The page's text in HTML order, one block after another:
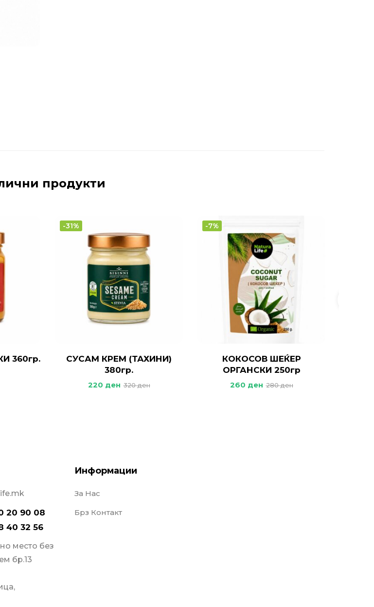
продукти
360гр.
-31%
СУСАМ КРЕМ (ТАХИНИ)
380гр.
220 ден 320ден
-7%
КОКОСОВ ШЕЌЕР
ОРГАНСКИ 250гр
260 ден 280ден
20 90 08
40 32 56
место без
бр.13
Информации
За Нас
Брз Контакт